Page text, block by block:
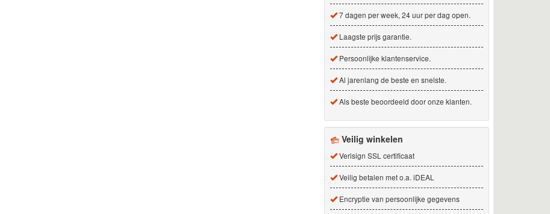
7 dagen per week, 24 uur per dag open.
Laagste prijs garantie.
Persoonlijke klantenservice.
Al jarenlang de beste en snelste.
Als beste beoordeeld door onze klanten.
Veilig winkelen
Verisign SSL certificaat
Veilig betalen met o.a. iDEAL
Encryptie van persoonlijke gegevens